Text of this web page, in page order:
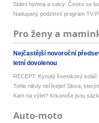
Státní hymna a salvy: Česko se
Nadupaný podzimní program TV
Pro ženy a
Nejčastější novoroční
letní dovolenou
RECEPT: Kynutý švestkový koláč
Tohle nikdy neříkejte! Slova,
Kam na výlet? Krkonoše jsou
Auto-moto